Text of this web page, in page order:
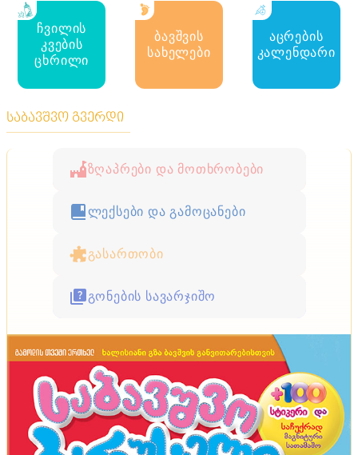
ჩვილის
კვების
ცხრილი
ბავშვის
სახელები
აცრების
კალენდარი
საბავშვო გვერდი
ზღაპრები და მოთხრობები
ლექსები და გამოცანები
გასართობი
გონების სავარჯიშო